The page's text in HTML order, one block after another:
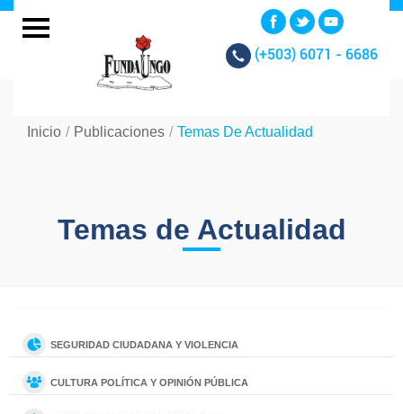
(+503) 6071 - 6686
Inicio / Publicaciones / Temas De Actualidad
Temas de Actualidad
SEGURIDAD CIUDADANA Y VIOLENCIA
CULTURA POLÍTICA Y OPINIÓN PÚBLICA